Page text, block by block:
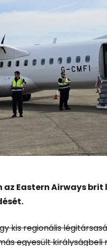
az Eastern Airways
kis regionális
egyesült